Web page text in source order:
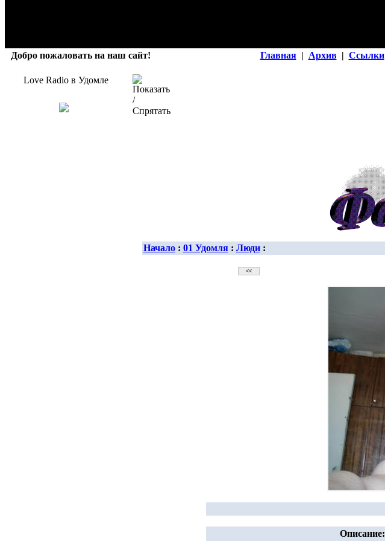
Добро пожаловать на наш сайт! Главная | Архив | Ссылки
Love Radio в Удомле
Начало: 01 Удомля: Люди:
Описание: